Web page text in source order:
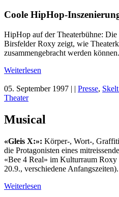
Coole HipHop-
HipHop auf der Theaterbühne:
Birsfelder Roxy zeigt, wie
zusammengebracht werden können.
Weiterlesen
05. September 1997 | | Presse,
Theater
Musical
«Gleis X:»: Körper-, Wort-,
die Protagonisten eines
«Bee 4 Real» im Kulturraum
20.9., verschiedene Anfangszeiten).
Weiterlesen